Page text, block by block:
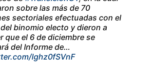
sobre las más de 70
sectoriales efectuadas con el
binomio electo y dieron a
que el 6 de diciembre se
del Informe de…
lghz0fSVnF